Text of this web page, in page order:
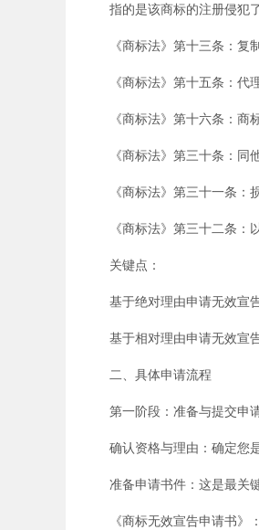
指的是该商标的注册侵犯了
《商标法》第十三条：复制
《商标法》第十五条：代理
《商标法》第十六条：商标
《商标法》第三十条：同他
《商标法》第三十一条：损
《商标法》第三十二条：以
关键点：
基于绝对理由申请无效宣告
基于相对理由申请无效宣
二、具体申请流程
第一阶段：准备与提交申
确认资格与理由：确定您是
准备申请书件：这是最关键
《商标无效宣告申请书》：